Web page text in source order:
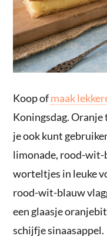
Koop ofmaak
Koningsdag.
je ook kunt
limonade, rood-wit-
worteltjes in leuke
rood-wit-blauw
een glaasje
schijfje sinaasappel.